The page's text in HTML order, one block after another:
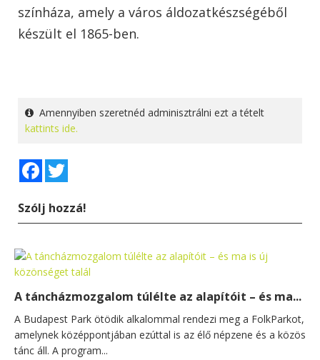
színháza, amely a város áldozatkészségéből
készült el 1865-ben.
Amennyiben szeretnéd adminisztrálni ezt a tételt
kattints ide.
Facebook
Szólj hozzá!
A táncházmozgalom túlélte az alapítóit – és ma...
A Budapest Park ötödik alkalommal rendezi meg a FolkParkot,
amelynek középpontjában ezúttal is az élő népzene és a közös
tánc áll. A program...